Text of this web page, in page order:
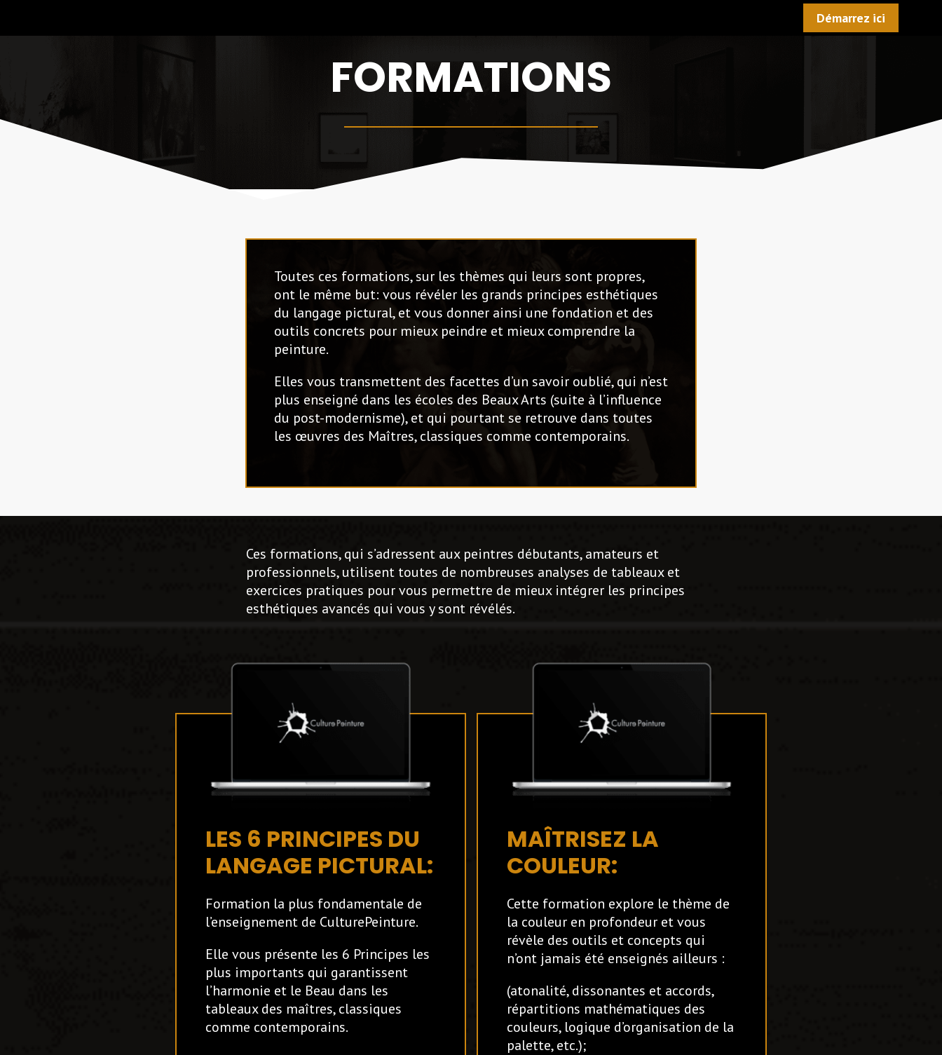
Démarrez ici
FORMATIONS
Toutes ces formations, sur les thèmes qui leurs sont propres,
ont le même but: vous révéler les grands principes esthétiques
du langage pictural, et vous donner ainsi une fondation et des
outils concrets pour mieux peindre et mieux comprendre la
peinture.
Elles vous transmettent des facettes d’un savoir oublié, qui n’est
plus enseigné dans les écoles des Beaux Arts (suite à l’influence
du post-modernisme), et qui pourtant se retrouve dans toutes
les œuvres des Maîtres, classiques comme contemporains.
Ces formations, qui s’adressent aux peintres débutants, amateurs et
professionnels, utilisent toutes de nombreuses analyses de tableaux et
exercices pratiques pour vous permettre de mieux intégrer les principes
esthétiques avancés qui vous y sont révélés.
LES 6 PRINCIPES DU
LANGAGE PICTURAL:
Formation la plus fondamentale de
l’enseignement de CulturePeinture.
Elle vous présente les 6 Principes les
plus importants qui garantissent
l’harmonie et le Beau dans les
tableaux des maîtres, classiques
comme contemporains.
MAÎTRISEZ LA
COULEUR:
Cette formation explore le thème de
la couleur en profondeur et vous
révèle des outils et concepts qui
n’ont jamais été enseignés ailleurs :
(atonalité, dissonantes et accords,
répartitions mathématiques des
couleurs, logique d’organisation de la
palette, etc.);